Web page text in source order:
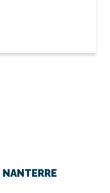
NANTERRE